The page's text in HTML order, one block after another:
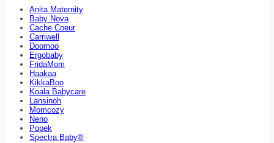
Anita Maternity
Baby Nova
Cache Coeur
Carriwell
Doomoo
Ergobaby
FridaMom
Haakaa
KikkaBoo
Koala Babycare
Lansinoh
Momcozy
Neno
Popek
Spectra Baby®